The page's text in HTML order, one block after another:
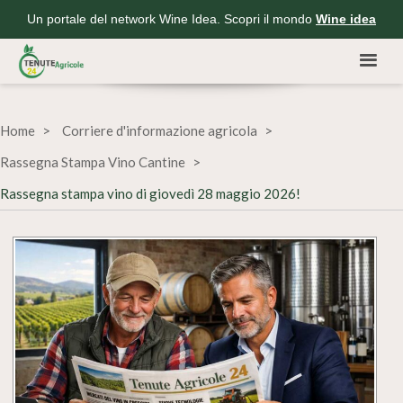
Un portale del network Wine Idea. Scopri il mondo Wine idea
Home
Corriere d'informazione agricola
Rassegna Stampa Vino Cantine
Rassegna stampa vino di giovedì 28 maggio 2026!